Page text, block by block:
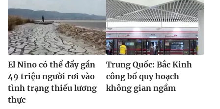
El Nino có thể đẩy gần
49 triệu người rơi vào
tình trạng thiếu lương
thực
Trung Quốc: Bắc Kinh
công bố quy hoạch
không gian ngầm